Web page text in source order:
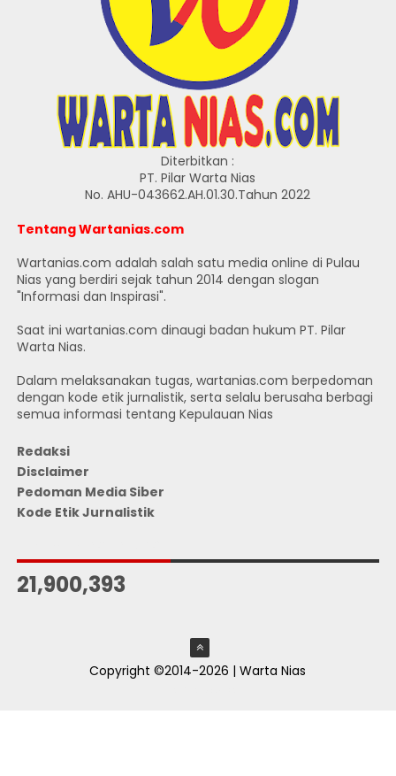
Diterbitkan :
PT. Pilar Warta Nias
No. AHU-043662.AH.01.30.Tahun 2022
Tentang Wartanias.com
Wartanias.com adalah salah satu media online di Pulau
Nias yang berdiri sejak tahun 2014 dengan slogan
"Informasi dan Inspirasi".
Saat ini wartanias.com dinaugi badan hukum PT. Pilar
Warta Nias.
Dalam melaksanakan tugas, wartanias.com berpedoman
dengan kode etik jurnalistik, serta selalu berusaha berbagi
semua informasi tentang Kepulauan Nias
Redaksi
Disclaimer
Pedoman Media Siber
Kode Etik Jurnalistik
21,900,393
Copyright ©2014-2026 | Warta Nias